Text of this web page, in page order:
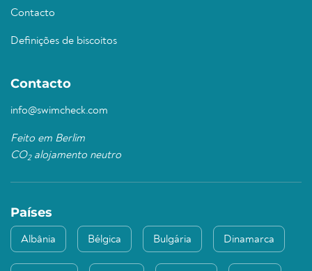
Contacto
Definições de biscoitos
Contacto
info@swimcheck.com
Feito em Berlim
CO2alojamento neutro
Países
Albânia Bélgica Bulgária Dinamarca